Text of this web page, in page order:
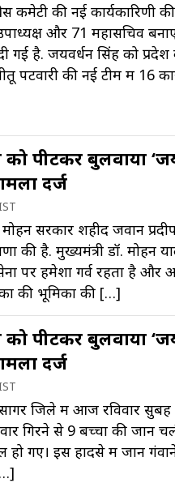
कमेटी की नई कार्यकारिणी
और 71 महासचिव
गई है. जयवर्धन सिंह को प्रदेश
पटवारी की नई टीम में 16
पीटकर बुलवाया ‘जय
दर्ज
सरकार शहीद जवान
की है. मुख्यमंत्री डॉ. मोहन
पर हमेशा गर्व रहता है और
की भूमिका की […]
पीटकर बुलवाया ‘जय
दर्ज
जिले में आज रविवार
गिरने से 9 बच्चों की जान
गए। इस हादसे में जान